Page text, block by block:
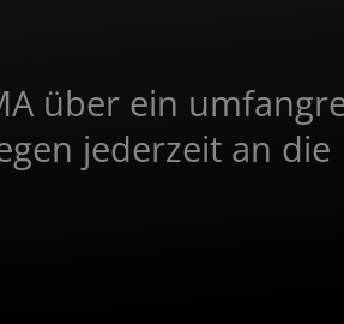
über ein
jederzeit an die